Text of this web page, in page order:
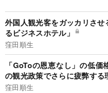
外国人観光客をガッカリさ
るビジネスホテル」
窪田順生
「GoToの恩恵なし」の低
の観光政策でさらに疲弊する
窪田順生